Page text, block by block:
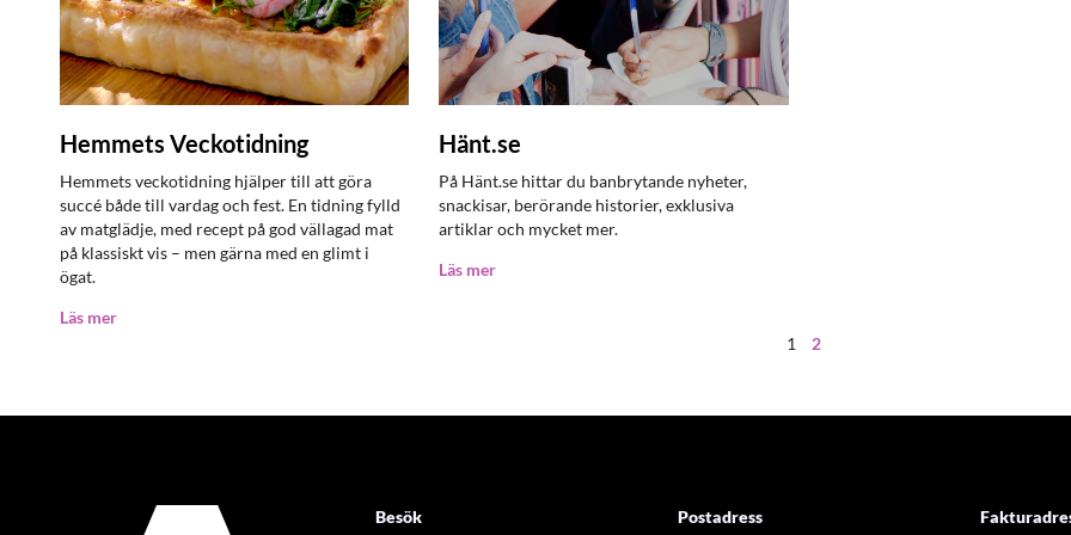
Hemmets Veckotidning
Hemmets veckotidning hjälper till att göra
succé både till vardag och fest. En tidning fylld
av matglädje, med recept på god vällagad mat
på klassiskt vis – men gärna med en glimt i
ögat.
Läs mer
Hänt.se
På Hänt.se hittar du banbrytande nyheter,
snackisar, berörande historier, exklusiva
artiklar och mycket mer.
Läs mer
1 2
Besök
Postadress